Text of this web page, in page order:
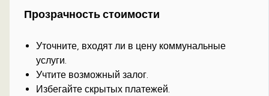
Прозрачность стоимости
Уточните, входят ли в цену коммунальные
услуги.
Учтите возможный залог.
Избегайте скрытых платежей.